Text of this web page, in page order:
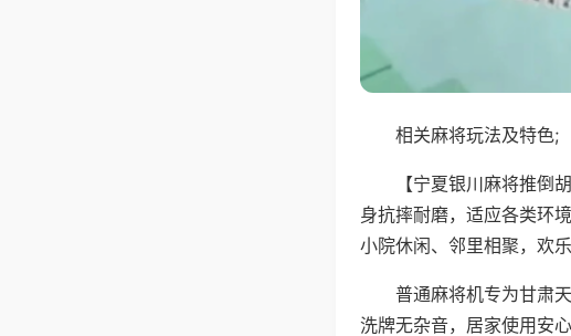
相关麻将玩法及特色;
【宁夏银川麻将推倒
身抗摔耐磨，适应各类环
小院休闲、邻里相聚，欢乐
普通麻将机专为甘肃
洗牌无杂音，居家使用安